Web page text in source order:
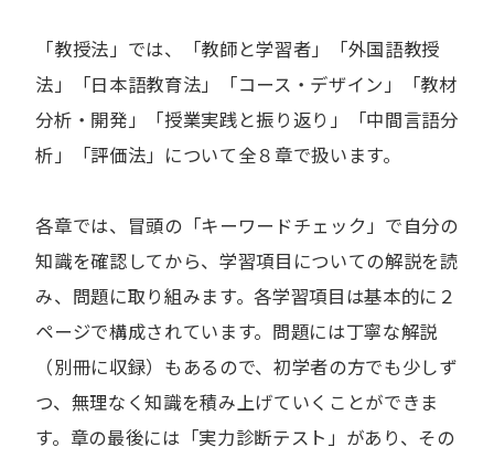
「教授法」では、「教師と学習者」「外国語教授
法」「日本語教育法」「コース・デザイン」「教材
分析・開発」「授業実践と振り返り」「中間言語分
析」「評価法」について全８章で扱います。
各章では、冒頭の「キーワードチェック」で自分の
知識を確認してから、学習項目についての解説を読
み、問題に取り組みます。各学習項目は基本的に２
ページで構成されています。問題には丁寧な解説
（別冊に収録）もあるので、初学者の方でも少しず
つ、無理なく知識を積み上げていくことができま
す。章の最後には「実力診断テスト」があり、その